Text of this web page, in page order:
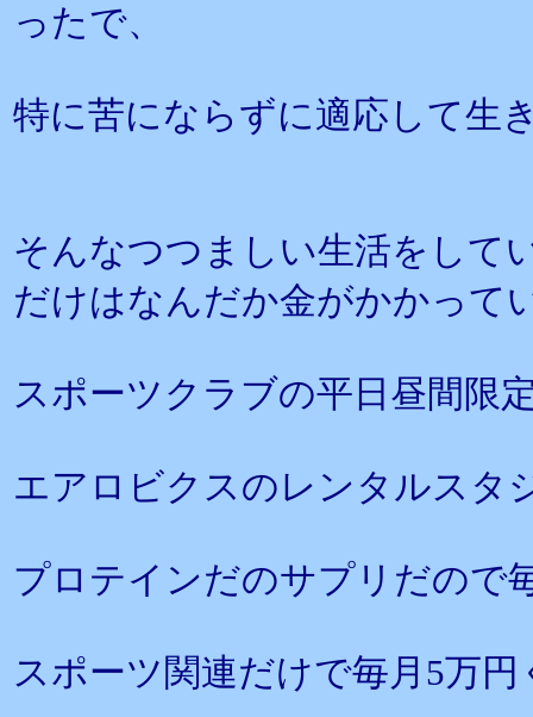
ったで、
特に苦にならずに適応して生
そんなつつましい生活をして
だけはなんだか金がかかって
スポーツクラブの平日昼間限
エアロビクスのレンタルスタ
プロテインだのサプリだので
スポーツ関連だけで毎月5万